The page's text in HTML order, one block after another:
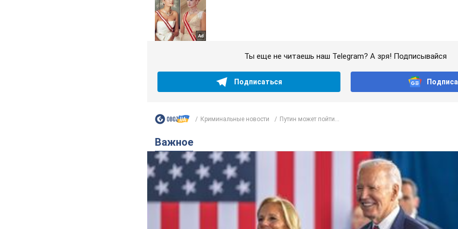
Ты еще не читаешь наш Telegram? А зря! Подписывайся
Подписаться
Криминальные новости Путин может пойти...
Важное